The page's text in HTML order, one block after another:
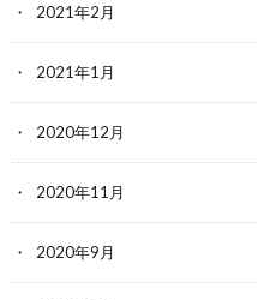
2021年2月
2021年1月
2020年12月
2020年11月
2020年9月